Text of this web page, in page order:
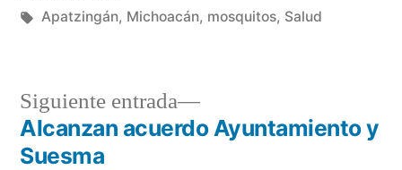
en
Etiquetas:
Apatzingán, Michoacán, mosquitos, Salud
Navegación
Siguiente entrada
Siguiente
entrada:
Alcanzan acuerdo Ayuntamiento y
Suesma